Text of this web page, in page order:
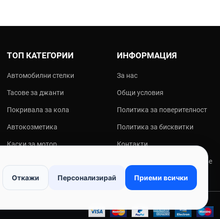
ТОП КАТЕГОРИИ
Автомобилни стелки
Тасове за джанти
Покривала за кола
Автокозметика
Каски за мотор
ИНФОРМАЦИЯ
За нас
Общи условия
Политика за поверителност
Политика за бисквитки
Контакти
Онлайн решаване на спорове
Откажи Персонализирай Приеми всички